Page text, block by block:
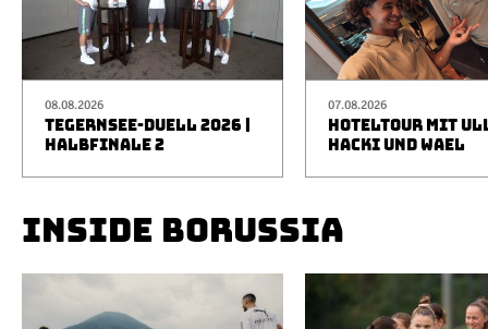
08.08.2026
TEGERNSEE-DUELL 2026 |
HALBFINALE 2
07.08.2026
HOTELTOUR MIT
HACKI UND WAEL
INSIDE BORUSSIA